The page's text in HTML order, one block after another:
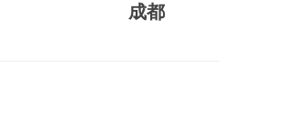
成都